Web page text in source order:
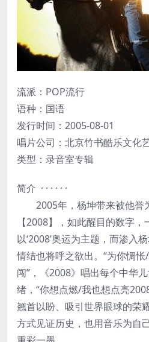
流派：POP流行
语种：国语
发行时间：2005-08-01
唱片公司：北京竹书酷乐文化
类型：录音室专辑
简介 · · · · · ·
2005年，杨坤带来被他誉
【2008】，如此醒目的数字
以‘2008’奥运为主题，而渗入
情结也将呼之欲出。“为你惆
闯”，《2008》唱出每个中华
绪，“你想点燃/我也想点亮
翘首以盼、吸引世界眼球的荣
方式见证历史，也用音乐为自